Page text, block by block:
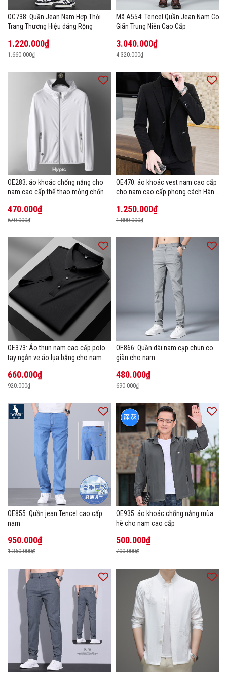
OC738: Quần Jean Nam Hợp Thời
Trang Thương Hiệu dáng Rộng
1.220.000₫
1.660.000₫
Mã A554: Tencel Quần Jean Nam Co
Giãn Trung Niên Cao Cấp
3.040.000₫
4.320.000₫
OE283: áo khoác chống nắng cho
nam cao cấp thể thao mỏng chống
470.000₫
670.000₫
OE470: áo khoác vest nam cao cấp
cho nam cao cấp phong cách Hàn
1.250.000₫
1.800.000₫
OE373: Áo thun nam cao cấp polo
tay ngắn ve áo lụa băng cho nam
660.000₫
920.000₫
OE866: Quần dài nam cạp chun co
giãn cho nam
480.000₫
690.000₫
OE855: Quần jean Tencel cao cấp
nam
950.000₫
1.360.000₫
OE935: áo khoác chống nắng mùa
hè cho nam cao cấp
500.000₫
700.000₫